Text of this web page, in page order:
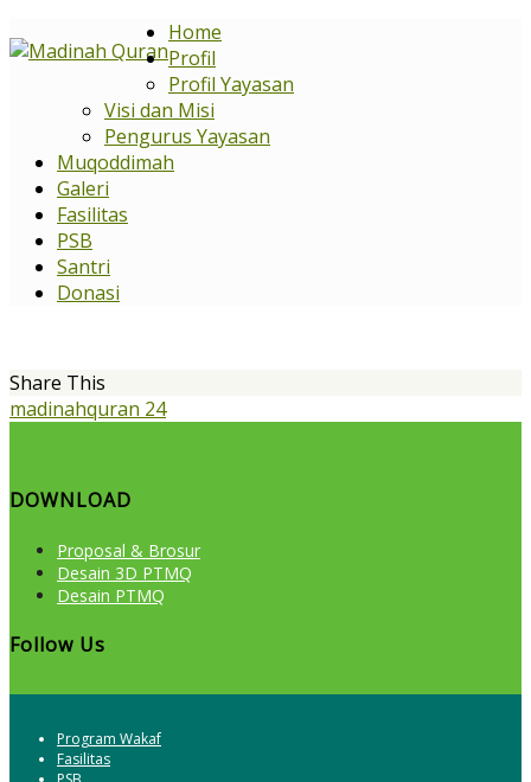
Home
Profil
Profil Yayasan
Visi dan Misi
Pengurus Yayasan
Muqoddimah
Galeri
Fasilitas
PSB
Santri
Donasi
Share This
madinahquran 24
DOWNLOAD
Proposal & Brosur
Desain 3D PTMQ
Desain PTMQ
Follow Us
Program Wakaf
Fasilitas